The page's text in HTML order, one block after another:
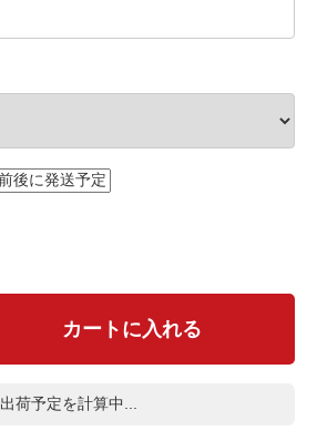
カートに入れる
出荷予定を計算中...